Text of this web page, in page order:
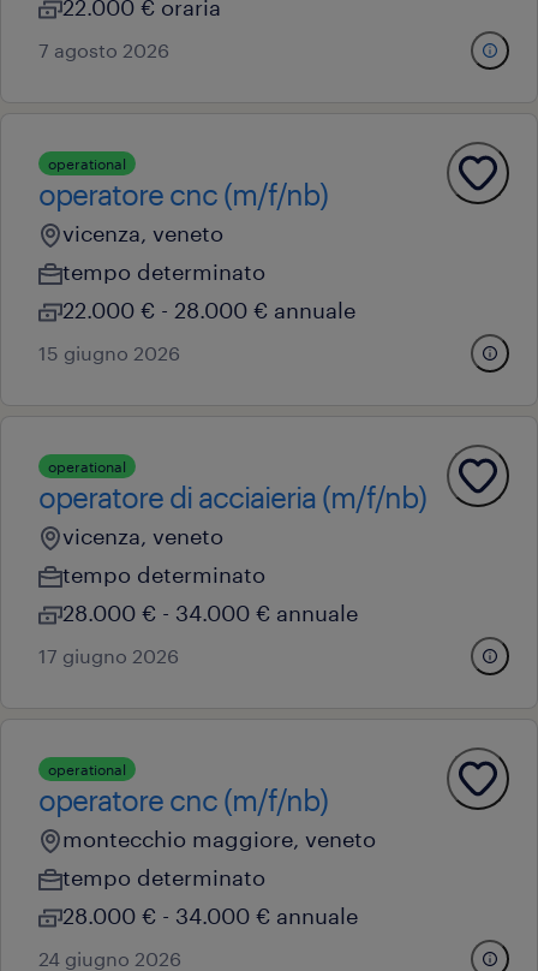
22.000 € oraria
7 agosto 2026
operational
operatore cnc (m/f/nb)
vicenza, veneto
tempo determinato
22.000 € - 28.000 € annuale
15 giugno 2026
operational
operatore di acciaieria (m/f/nb)
vicenza, veneto
tempo determinato
28.000 € - 34.000 € annuale
17 giugno 2026
operational
operatore cnc (m/f/nb)
montecchio maggiore, veneto
tempo determinato
28.000 € - 34.000 € annuale
24 giugno 2026